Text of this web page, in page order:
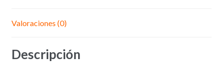
Valoraciones (0)
Descripción